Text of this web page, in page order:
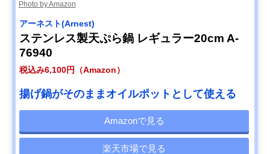
Photo by Amazon
アーネスト(Arnest)
ステンレス製天ぷら鍋 レギュラー20cm A-
76940
税込み6,100円（Amazon）
揚げ鍋がそのままオイルポットとして使える
Amazonで見る
楽天市場で見る